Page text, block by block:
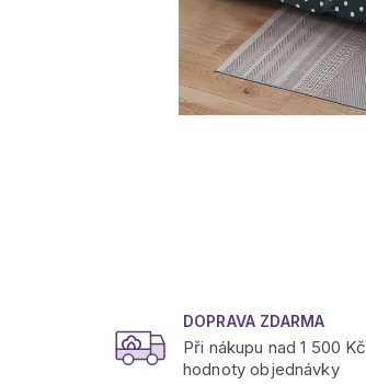
DOPRAVA ZDARMA
Při nákupu nad 1 500 Kč
hodnoty objednávky